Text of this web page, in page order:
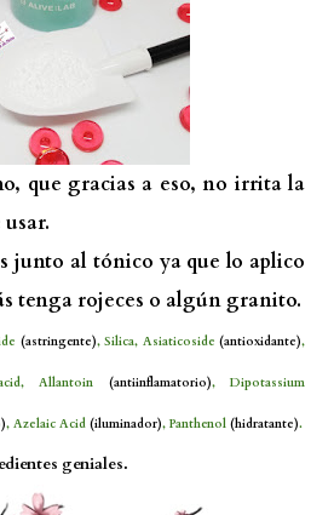
que gracias a eso, no irrita la
junto al tónico ya que lo aplico
tenga rojeces o algún granito.
(astringente), Silica, Asiaticoside (antioxidante),
Allantoin (antiinflamatorio), Dipotassium
, Azelaic Acid (iluminador), Panthenol (hidratante).
geniales.